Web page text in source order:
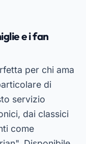
e i fan
per chi ama
di
servizio
dai classici
come